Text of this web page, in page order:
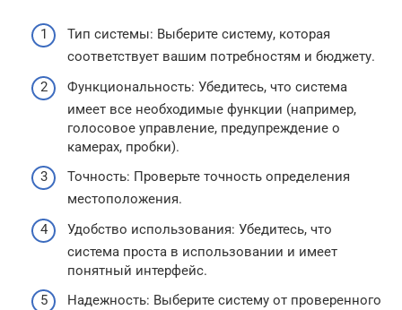
Тип системы: Выберите систему, которая
соответствует вашим потребностям и бюджету.
Функциональность: Убедитесь, что система
имеет все необходимые функции (например,
голосовое управление, предупреждение о
камерах, пробки).
Точность: Проверьте точность определения
местоположения.
Удобство использования: Убедитесь, что
система проста в использовании и имеет
понятный интерфейс.
Надежность: Выберите систему от проверенного